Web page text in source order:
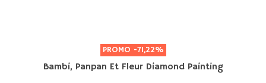
PROMO -71,22%
Bambi, Panpan Et Fleur Diamond Painting